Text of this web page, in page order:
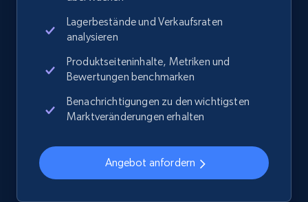
Lagerbestände und Verkaufsraten
analysieren
Produktseiteninhalte, Metriken und
Bewertungen benchmarken
Benachrichtigungen zu den wichtigsten
Marktveränderungen erhalten
Angebot anfordern